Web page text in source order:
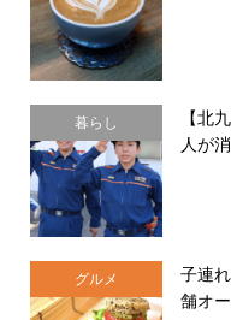
暮らし
【北
人が
グルメ
子連
舗オ